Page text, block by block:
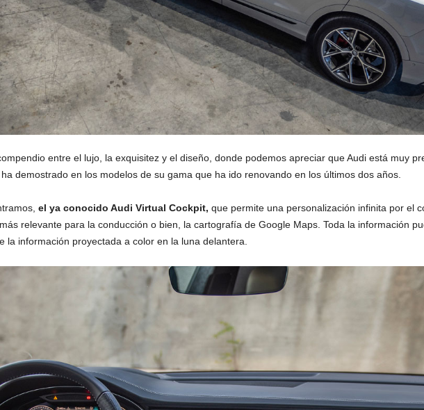
entre el lujo, la exquisitez y el diseño, donde podemos apreciar que Audi está muy
demostrado en los modelos de su gama que ha ido renovando en los últimos dos años.
el ya conocido Audi Virtual Cockpit, que permite una personalización infinita por el
relevante para la conducción o bien, la cartografía de Google Maps. Toda la información
la información proyectada a color en la luna delantera.